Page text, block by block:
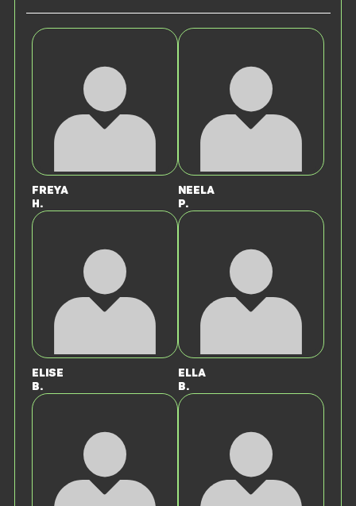
Freya
H.
Neela
P.
Elise
B.
Ella
B.